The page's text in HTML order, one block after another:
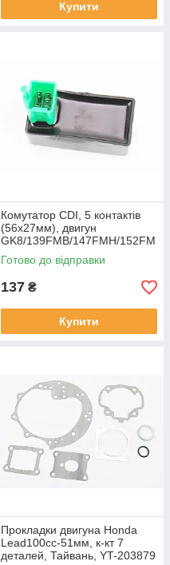
Купити
Комутатор CDI, 5 контактів
(56x27мм), двигун
GK8/139FMB/147FMH/152FM
I - Honda Dio AF18/25/27/28,
Tact AF16/24/30/31, YT-
Готово до відправки
137 ₴
Купити
Прокладки двигуна Honda
Lead100cc-51мм, к-кт 7
деталей, Тайвань, YT-203879